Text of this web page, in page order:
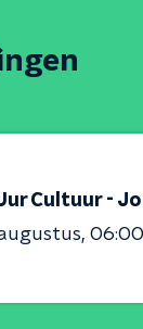
Cultuur -